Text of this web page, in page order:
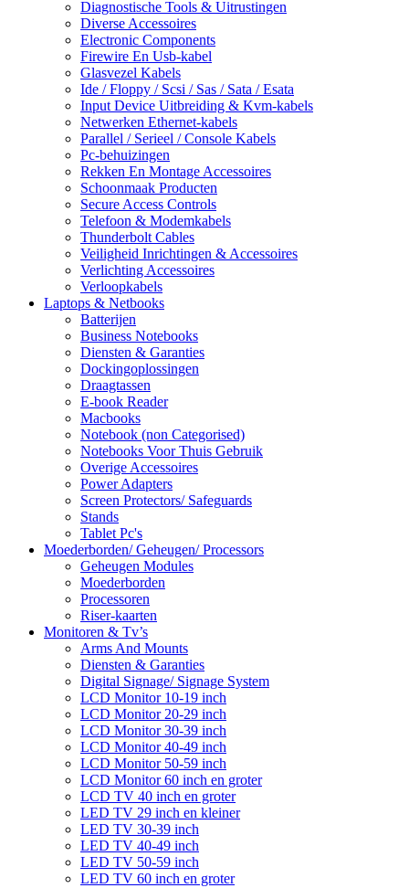
Diagnostische Tools & Uitrustingen
Diverse Accessoires
Electronic Components
Firewire En Usb-kabel
Glasvezel Kabels
Ide / Floppy / Scsi / Sas / Sata / Esata
Input Device Uitbreiding & Kvm-kabels
Netwerken Ethernet-kabels
Parallel / Serieel / Console Kabels
Pc-behuizingen
Rekken En Montage Accessoires
Schoonmaak Producten
Secure Access Controls
Telefoon & Modemkabels
Thunderbolt Cables
Veiligheid Inrichtingen & Accessoires
Verlichting Accessoires
Verloopkabels
Laptops & Netbooks
Batterijen
Business Notebooks
Diensten & Garanties
Dockingoplossingen
Draagtassen
E-book Reader
Macbooks
Notebook (non Categorised)
Notebooks Voor Thuis Gebruik
Overige Accessoires
Power Adapters
Screen Protectors/ Safeguards
Stands
Tablet Pc's
Moederborden/ Geheugen/ Processors
Geheugen Modules
Moederborden
Processoren
Riser-kaarten
Monitoren & Tv’s
Arms And Mounts
Diensten & Garanties
Digital Signage/ Signage System
LCD Monitor 10-19 inch
LCD Monitor 20-29 inch
LCD Monitor 30-39 inch
LCD Monitor 40-49 inch
LCD Monitor 50-59 inch
LCD Monitor 60 inch en groter
LCD TV 40 inch en groter
LED TV 29 inch en kleiner
LED TV 30-39 inch
LED TV 40-49 inch
LED TV 50-59 inch
LED TV 60 inch en groter